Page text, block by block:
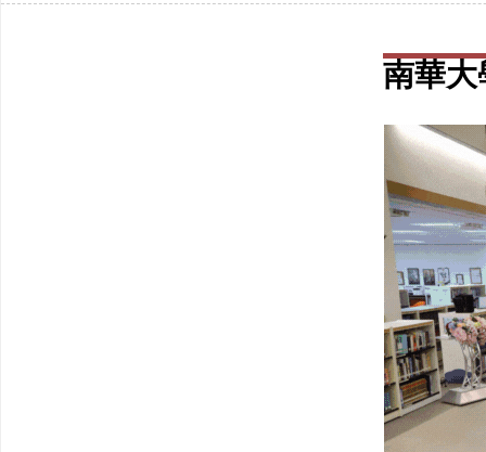
南華